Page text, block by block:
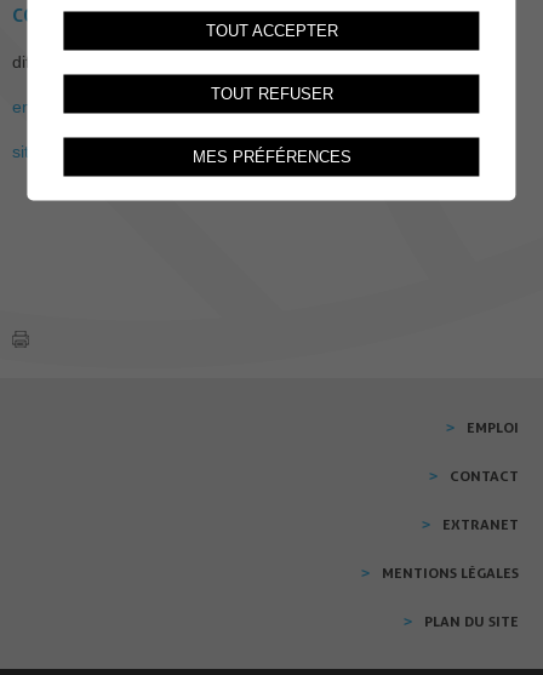
CONTACT
diffusion@horizon-ooh.ch
en cas de soucis technique
site internet de Horizon
EMPLOI
CONTACT
EXTRANET
MENTIONS LÉGALES
PLAN DU SITE
TOUT ACCEPTER
TOUT REFUSER
MES PRÉFÉRENCES